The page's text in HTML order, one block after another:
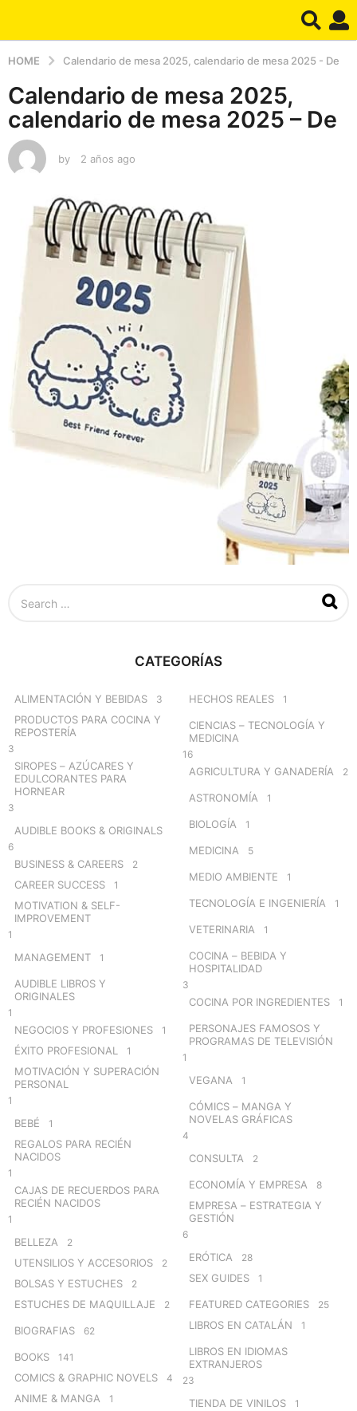
HOME Calendario de mesa 2025, calendario de mesa 2025 - De
Calendario de mesa 2025,
calendario de mesa 2025 – De
by 2 años ago
o
s
a
g
o
CATEGORÍAS
ALIMENTACIÓN Y BEBIDAS 3
PRODUCTOS PARA COCINA Y
REPOSTERÍA
3
SIROPES – AZÚCARES Y
EDULCORANTES PARA
HORNEAR
3
AUDIBLE BOOKS & ORIGINALS
6
BUSINESS & CAREERS 2
CAREER SUCCESS 1
MOTIVATION & SELF-
IMPROVEMENT
1
MANAGEMENT 1
AUDIBLE LIBROS Y
ORIGINALES
1
NEGOCIOS Y PROFESIONES 1
ÉXITO PROFESIONAL 1
MOTIVACIÓN Y SUPERACIÓN
PERSONAL
1
BEBÉ 1
REGALOS PARA RECIÉN
NACIDOS
1
CAJAS DE RECUERDOS PARA
RECIÉN NACIDOS
1
BELLEZA 2
UTENSILIOS Y ACCESORIOS 2
BOLSAS Y ESTUCHES 2
ESTUCHES DE MAQUILLAJE 2
BIOGRAFIAS 62
BOOKS 141
COMICS & GRAPHIC NOVELS 4
ANIME & MANGA 1
HECHOS REALES 1
CIENCIAS – TECNOLOGÍA Y
MEDICINA
16
AGRICULTURA Y GANADERÍA 2
ASTRONOMÍA 1
BIOLOGÍA 1
MEDICINA 5
MEDIO AMBIENTE 1
TECNOLOGÍA E INGENIERÍA 1
VETERINARIA 1
COCINA – BEBIDA Y
HOSPITALIDAD
3
COCINA POR INGREDIENTES 1
PERSONAJES FAMOSOS Y
PROGRAMAS DE TELEVISIÓN
1
VEGANA 1
CÓMICS – MANGA Y
NOVELAS GRÁFICAS
4
CONSULTA 2
ECONOMÍA Y EMPRESA 8
EMPRESA – ESTRATEGIA Y
GESTIÓN
6
ERÓTICA 28
SEX GUIDES 1
FEATURED CATEGORIES 25
LIBROS EN CATALÁN 1
LIBROS EN IDIOMAS
EXTRANJEROS
23
TIENDA DE VINILOS 1